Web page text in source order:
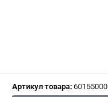
СРАВНЕНИЕ ( 0 )
Артикул товара: